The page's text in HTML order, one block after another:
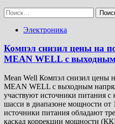
Найти:
Электроника
Компэл снизил цены на
MEAN WELL с
Mean Well Компэл снизил цены
MEAN WELL с выходным
участвуют источники питания
шасси в диапазоне мощности от
источники питания обладают
каскад коррекции мощности